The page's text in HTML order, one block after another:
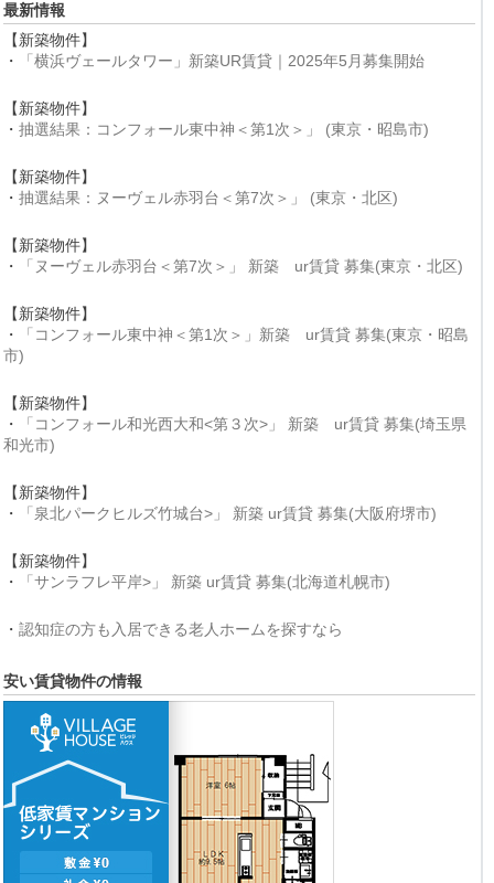
最新情報
【新築物件】
・
「横浜ヴェールタワー」新築UR賃貸｜2025年5月募集開始
【新築物件】
・ 抽選結果：コンフォール東中神＜第1次＞」 (東京・昭島市)
【新築物件】
・ 抽選結果：ヌーヴェル赤羽台＜第7次＞」 (東京・北区)
【新築物件】
・
「ヌーヴェル赤羽台＜第7次＞」 新築 ur賃貸 募集(東京・北区)
【新築物件】
・
「コンフォール東中神＜第1次＞」新築 ur賃貸 募集(東京・昭島
市)
【新築物件】
・
「コンフォール和光西大和<第３次>」 新築 ur賃貸 募集(埼玉県
和光市)
【新築物件】
・
「泉北パークヒルズ竹城台>」 新築 ur賃貸 募集(大阪府堺市)
【新築物件】
・
「サンラフレ平岸>」 新築 ur賃貸 募集(北海道札幌市)
・ 認知症の方も入居できる老人ホームを探すなら
安い賃貸物件の情報